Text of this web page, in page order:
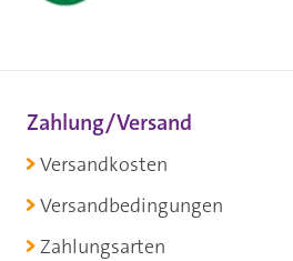
Zahlung/Versand
Versandkosten
Versandbedingungen
Zahlungsarten